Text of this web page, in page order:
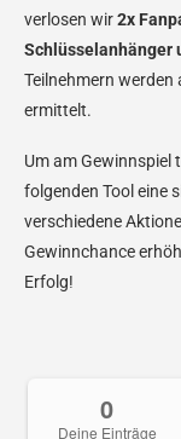
verlosen wir2x
Schlüsselanhänger
Teilnehmern
ermittelt.
Um am
folgenden Tool eine
verschiedene
Gewinnchance
Erfolg!